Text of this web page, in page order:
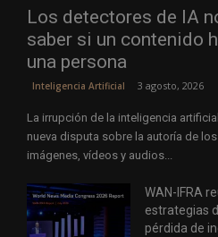
Los detectores de IA
saber si un contenido
una persona
Inteligencia Artificial 3 agosto, 2026
La irrupción de la inteligencia
nueva disputa sobre la autoría de
imágenes, vídeos y audios...
WAN-IFRA
estrategias
pérdida de